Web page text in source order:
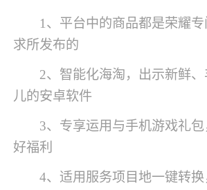
1、平台中的商品都是荣耀
求所发布的
2、智能化海淘，出示新鲜
儿的安卓软件
3、专享运用与手机游戏礼
好福利
4、适用服务项目地一键转